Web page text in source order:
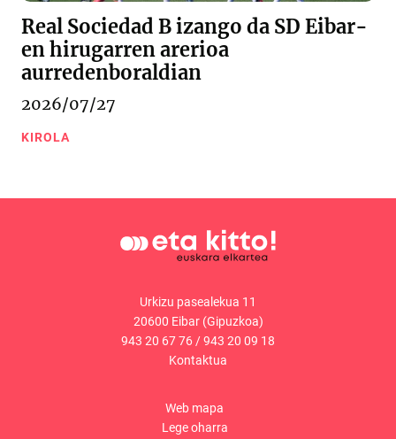
Real Sociedad B izango da SD Eibar-
en hirugarren arerioa
aurredenboraldian
2026/07/27
KIROLA
Urkizu pasealekua 11
20600 Eibar (Gipuzkoa)
943 20 67 76/943 20 09 18
Kontaktua
Web mapa
Lege oharra